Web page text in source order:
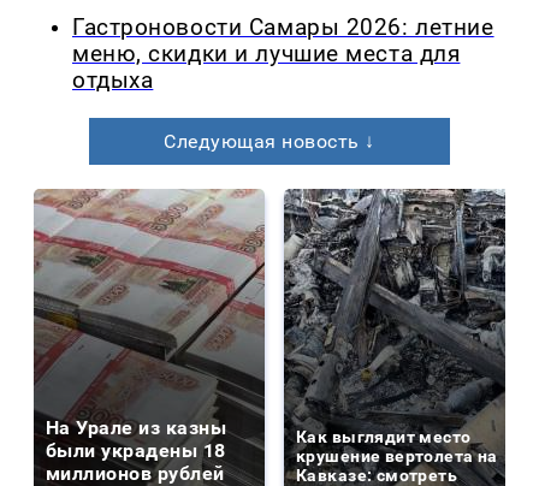
Гастроновости Самары 2026: летние
меню, скидки и лучшие места для
отдыха
Следующая новость ↓
На Урале из казны
были украдены 18
миллионов рублей
Как выглядит место
крушение вертолета на
Кавказе: смотреть